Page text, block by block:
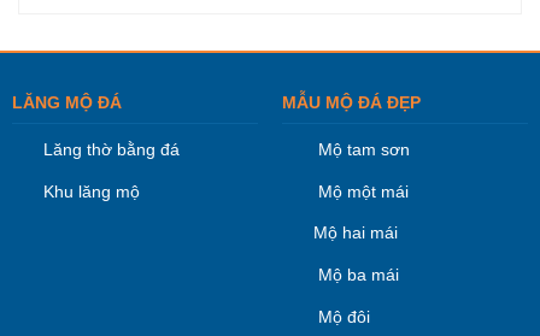
LĂNG MỘ ĐÁ
Lăng thờ bằng đá
Khu lăng mộ
MẪU MỘ ĐÁ ĐẸP
Mộ tam sơn
Mộ một mái
Mộ hai mái
Mộ ba mái
Mộ đôi